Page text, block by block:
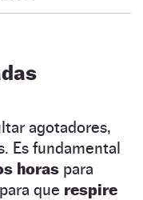
agotadores,
Es fundamental
horas para
que respire